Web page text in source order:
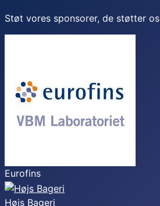
Støt vores sponsorer, de støtter os
Eurofins
Højs Bageri